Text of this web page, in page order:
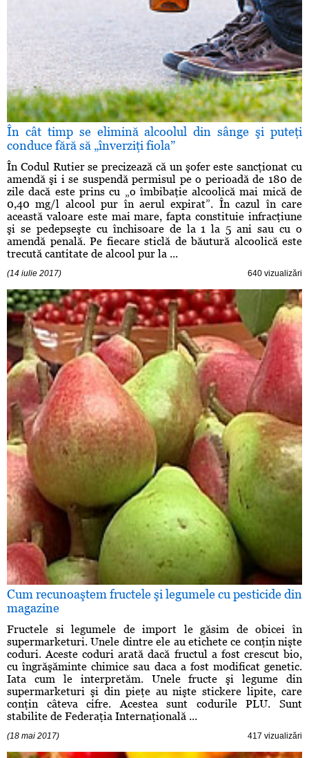
În cât timp se elimină alcoolul din sânge şi puteţi
conduce fără să „înverziţi fiola”
În Codul Rutier se precizează că un şofer este sancţionat cu
amendă şi i se suspendă permisul pe o perioadă de 180 de
zile dacă este prins cu „o îmbibaţie alcoolică mai mică de
0,40 mg/l alcool pur în aerul expirat”. În cazul în care
această valoare este mai mare, fapta constituie infracţiune
şi se pedepseşte cu închisoare de la 1 la 5 ani sau cu o
amendă penală. Pe fiecare sticlă de băutură alcoolică este
trecută cantitate de alcool pur la ...
(14 iulie 2017) 640 vizualizări
Cum recunoaştem fructele şi legumele cu pesticide din
magazine
Fructele si legumele de import le găsim de obicei în
supermarketuri. Unele dintre ele au etichete ce conţin nişte
coduri. Aceste coduri arată dacă fructul a fost crescut bio,
cu îngrăşăminte chimice sau daca a fost modificat genetic.
Iata cum le interpretăm. Unele fructe şi legume din
supermarketuri şi din pieţe au nişte stickere lipite, care
conţin câteva cifre. Acestea sunt codurile PLU. Sunt
stabilite de Federaţia Internaţională ...
(18 mai 2017) 417 vizualizări